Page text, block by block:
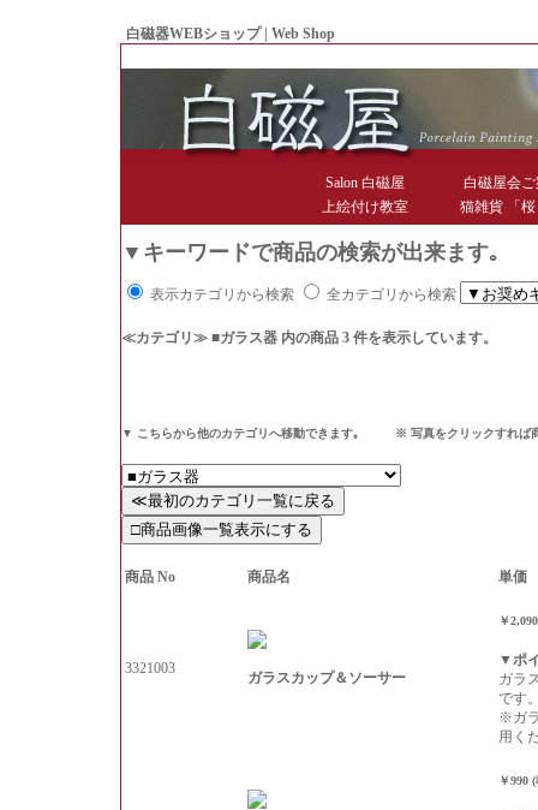
白磁器WEBショップ | Web Shop
Salon 白磁屋
白磁屋会
上絵付け教室
猫雑貨 「
▼キーワードで商品の検索が出来ます｡
表示カテゴリから検索 全カテゴリから検索
≪カテゴリ≫ ■ガラス器 内の商品 3 件を表示しています。
▼ こちらから他のカテゴリへ移動できます｡ ※ 写真をクリックすれば商
商品 No 商品名 単価
3321003
ガラスカップ＆ソーサー
￥
▼ポ
ガラ
です
※ガ
用く
￥990